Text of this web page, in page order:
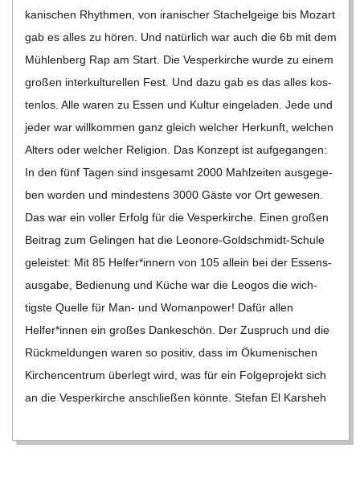
D
T
-
S
C
H
U
L
E
ka­ni­schen Rhyth­men, von ira­ni­scher Sta­chel­geige bis Mozart
gab es alles zu hören. Und natür­lich war auch die 6b mit dem
Müh­len­berg Rap am Start. Die Ves­per­kir­che wurde zu einem
gro­ßen inter­kul­tu­rel­len Fest. Und dazu gab es das alles kos­
ten­los. Alle waren zu Essen und Kul­tur ein­ge­la­den. Jede und
jeder war will­kom­men ganz gleich wel­cher Her­kunft, wel­chen
Alters oder wel­cher Reli­gion. Das Kon­zept ist auf­ge­gan­gen:
In den fünf Tagen sind ins­ge­samt 2000 Mahl­zei­ten aus­ge­ge­
ben wor­den und min­des­tens 3000 Gäste vor Ort gewe­sen.
Das war ein vol­ler Erfolg für die Ves­per­kir­che. Einen gro­ßen
Bei­trag zum Gelin­gen hat die Leo­­nore-Gol­d­­schmidt-Schule
geleis­tet: Mit 85 Helfer*innern von 105 allein bei der Essens­
aus­gabe, Bedie­nung und Küche war die Leo­gos die wich­
tigste Quelle für Man- und Wom­an­power! Dafür allen
Helfer*innen ein gro­ßes Dan­ke­schön. Der Zuspruch und die
Rück­mel­dun­gen waren so posi­tiv, dass im Öku­me­ni­schen
Kir­chen­cen­trum über­legt wird, was für ein Fol­ge­pro­jekt sich
an die Ves­per­kir­che anschlie­ßen könnte. Ste­fan El Kars­heh